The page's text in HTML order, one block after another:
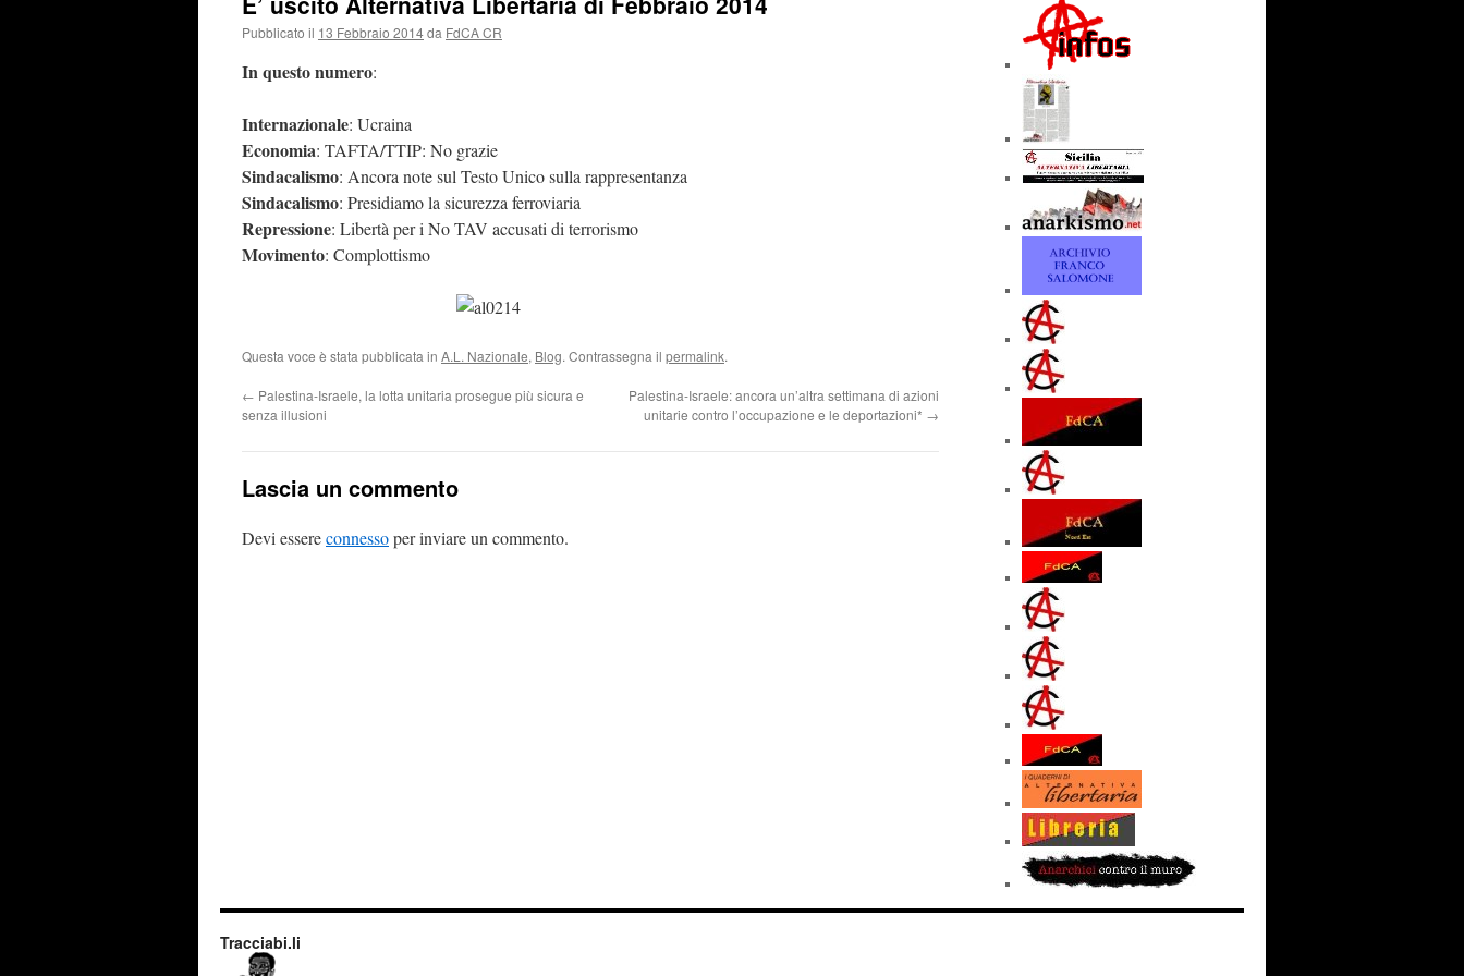
Pubblicato il 13 Febbraio 2014da FdCA CR
In questo numero:
Internazionale: Ucraina
Economia: TAFTA/TTIP: No grazie
Sindacalismo: Ancora note sul Testo Unico sulla rappresentanza
Sindacalismo: Presidiamo la sicurezza ferroviaria
Repressione: Libertà per i No TAV accusati di terrorismo
Movimento: Complottismo
Questa voce è stata pubblicata in A.L. Nazionale, Blog. Contrassegna il permalink.
← Palestina-Israele, la lotta unitaria prosegue più sicura e
senza illusioni
Palestina-Israele: ancora un’altra settimana di azioni
unitarie contro l’occupazione e le deportazioni* →
Lascia un commento
Devi essereconnessoper inviare un commento.
Tracciabi.li